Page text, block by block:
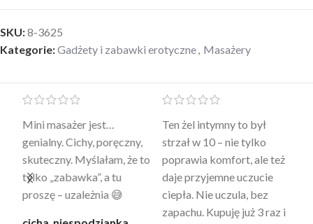
SKU:8-3625
Kategorie:Gadżety i zabawki erotyczne, Masażery
Mini masażer jest…
genialny. Cichy, poręczny,
skuteczny. Myślałam, że to
tylko „zabawka”, a tu
proszę – uzależnia 😅
Ten żel intymny to był
strzał w 10 – nie tylko
poprawia komfort, ale też
daje przyjemne uczucie
ciepła. Nie uczula, bez
zapachu. Kupuję już 3 raz i